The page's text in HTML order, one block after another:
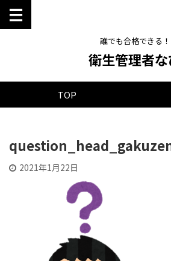
誰でも合格できる！
衛生管理者
TOP
2021年1月22日